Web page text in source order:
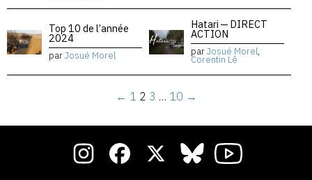
Top 10 de l’année
2024
parJosué Morel
Hatari — DIRECT
ACTION
parJosué Morel,
Corentin Lê
← 1 2 3 … 10 →